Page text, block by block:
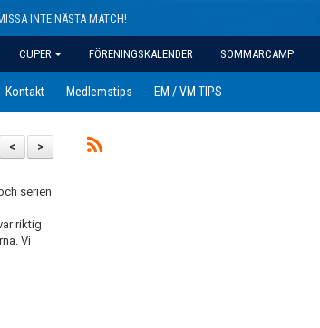
INTE NÄSTA MATCH!
CUPER FÖRENINGSKALENDER SOMMARCAMP
Kontakt Medlemstips EM / VM TIPS
>
<
serien
riktig
Vi